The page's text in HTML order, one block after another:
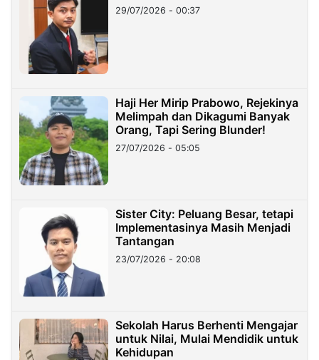
29/07/2026 - 00:37
Haji Her Mirip Prabowo, Rejekinya
Melimpah dan Dikagumi Banyak
Orang, Tapi Sering Blunder!
27/07/2026 - 05:05
Sister City: Peluang Besar, tetapi
Implementasinya Masih Menjadi
Tantangan
23/07/2026 - 20:08
Sekolah Harus Berhenti Mengajar
untuk Nilai, Mulai Mendidik untuk
Kehidupan